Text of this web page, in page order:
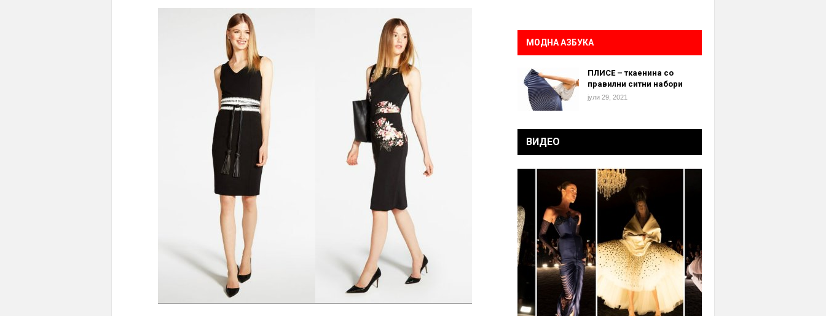
МОДНА АЗБУКА
ПЛИСЕ – ткаенина со
правилни ситни набори
јули 29, 2021
ВИДЕО